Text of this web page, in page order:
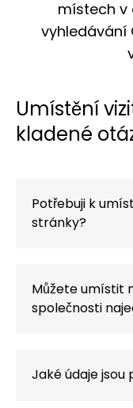
místech v
vyhledávání
Umístění
kladené
Potřebuji k
stránky?
Můžete umístit
společnosti
jednotné
Jaké údaje